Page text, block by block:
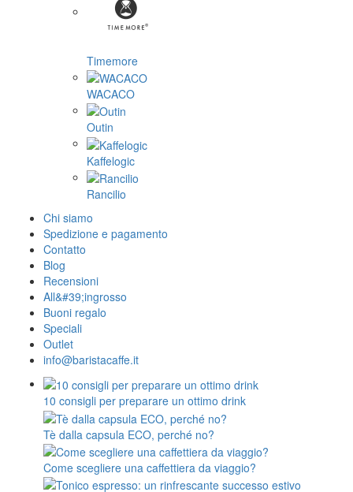
Timemore
WACACO
Outin
Kaffelogic
Rancilio
Chi siamo
Spedizione e pagamento
Contatto
Blog
Recensioni
All&#39;ingrosso
Buoni regalo
Speciali
Outlet
info@baristacaffe.it
10 consigli per preparare un ottimo drink
Tè dalla capsula ECO, perché no?
Come scegliere una caffettiera da viaggio?